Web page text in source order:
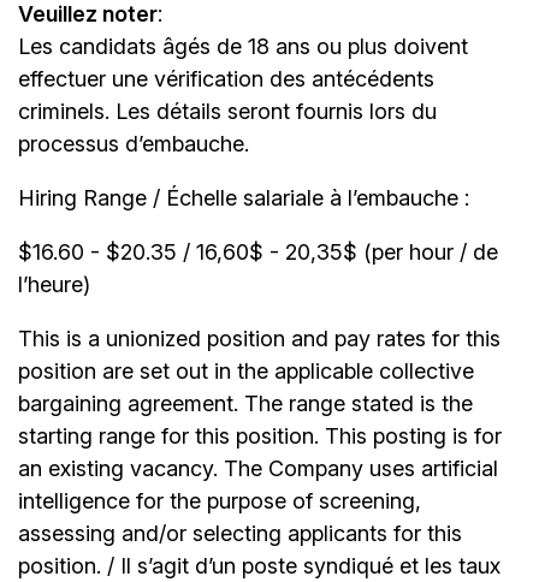
Veuillez noter:
Les candidats âgés de 18 ans ou plus doivent
effectuer une vérification des antécédents
criminels. Les détails seront fournis lors du
processus d’embauche.
Hiring Range / Échelle salariale à l’embauche :
$16.60 - $20.35 / 16,60$ - 20,35$ (per hour / de
l’heure)
This is a unionized position and pay rates for this
position are set out in the applicable collective
bargaining agreement. The range stated is the
starting range for this position. This posting is for
an existing vacancy. The Company uses artificial
intelligence for the purpose of screening,
assessing and/or selecting applicants for this
position. / Il s’agit d’un poste syndiqué et les taux